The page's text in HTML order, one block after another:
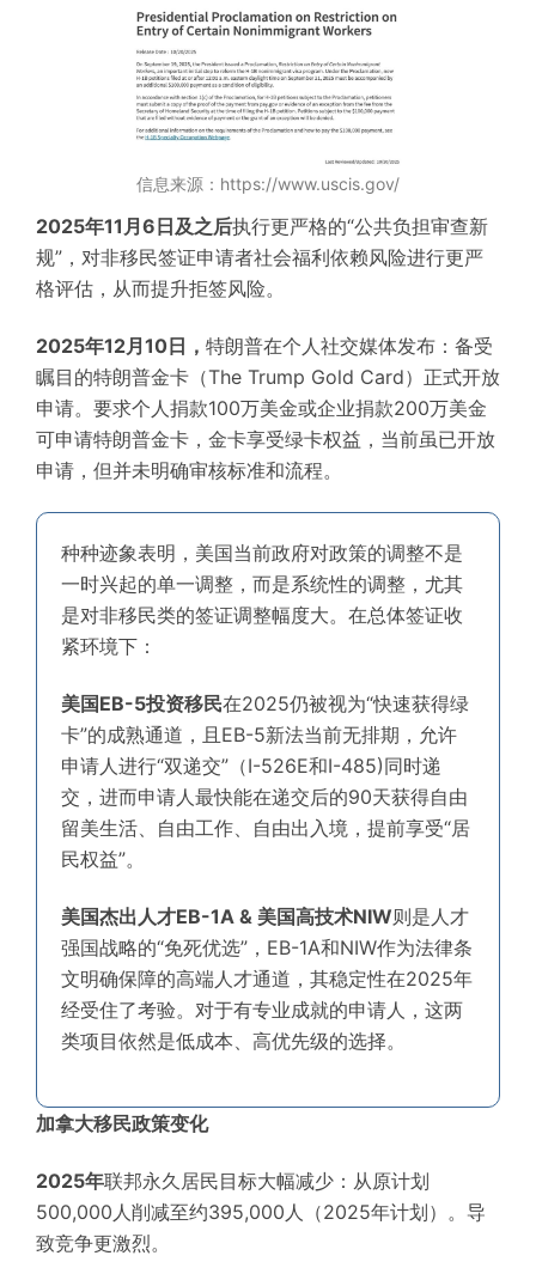
信息来源：https://www.uscis.gov/
2025年11月6日及之后执行更严格的“公共负担审查新
规”，对非移民签证申请者社会福利依赖风险进行更严
格评估，从而提升拒签风险。
2025年12月10日 ， 特朗普在个人社交媒体发布：备受
瞩目的特朗普金卡（The Trump Gold Card）正式开放
申请。要求个人捐款100万美金或企业捐款200万美金
可申请特朗普金卡，金卡享受绿卡权益，当前虽已开放
申请，但并未明确审核标准和流程。
种种迹象表明，美国当前政府对政策的调整不是
一时兴起的单一调整，而是系统性的调整，尤其
是对非移民类的签证调整幅度大。在总体签证收
紧环境下：
美国EB-5投资移民在2025仍被视为“快速获得绿
卡”的成熟通道， 且EB-5新法当前无排期，允许
申请人进行“双递交”（I-526E和I-485)同时递
交，进而申请人最快能在递交后的90天获得自由
留美生活、自由工作、自由出入境，提前享受“居
民权益”。
美国杰出人才EB-1A & 美国高技术NIW则是人才
强国战略的“免死优选”，EB-1A和NIW作为法律条
文明确保障的高端人才通道，其稳定性在2025年
经受住了考验。对于有专业成就的申请人，这两
类项目依然是低成本、高优先级的选择。
加拿大移民政策变化
2025年联邦永久居民目标大幅减少：从原计划
500,000人削减至约395,000人（2025年计划）。导
致竞争更激烈。